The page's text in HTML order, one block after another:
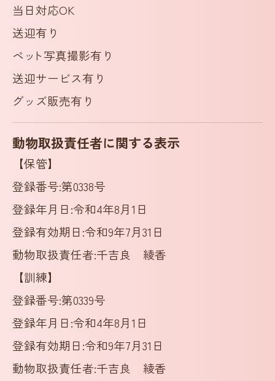
当日対応OK
送迎有り
ペット写真撮影有り
送迎サービス有り
グッズ販売有り
動物取扱責任者に関する表示
【保管】
登録番号:第0338号
登録年月日:令和4年8月1日
登録有効期日:令和9年7月31日
動物取扱責任者:千吉良 綾香
【訓練】
登録番号:第0339号
登録年月日:令和4年8月1日
登録有効期日:令和9年7月31日
動物取扱責任者:千吉良 綾香